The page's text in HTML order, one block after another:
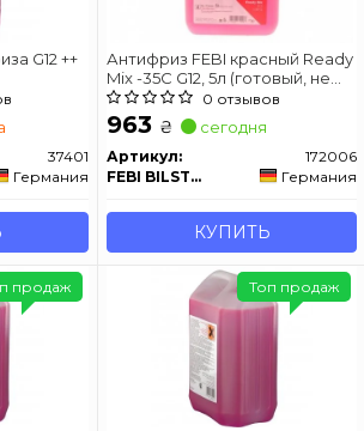
G12 ++
37401
Германия
Антифриз FEBI красный Ready
Mix -35C G12, 5л (готовый, не
нужно разбавлять)
0 отзывов
963 ₴ сегодня
Артикул:
172006
FEBI BILSTEIN
Германия
КУПИТЬ
продаж Топ продаж